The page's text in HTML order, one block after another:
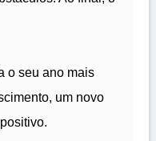
o seu ano mais
um novo